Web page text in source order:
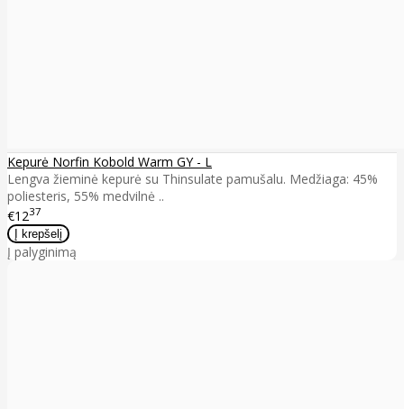
Kepurė Norfin Kobold Warm GY - L
Lengva žieminė kepurė su Thinsulate pamušalu. Medžiaga: 45%
poliesteris, 55% medvilnė ..
€1237
Į palyginimą